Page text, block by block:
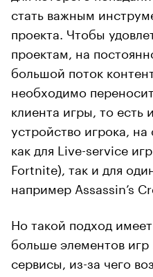
стать важным
проекта. Чтобы
проектам, на
большой поток
необходимо
клиента игры, то есть
устройство игрока, на
как для Live-service
Fortnite), так и для
например Assassin’s
Но такой подход
больше элементов
сервисы, из-за чего